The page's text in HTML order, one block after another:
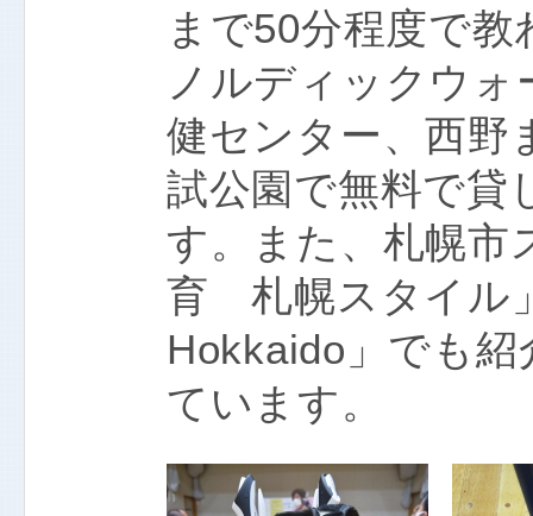
まで50分程度で
ノルディックウ
健センター、西野
試公園で無料で貸
す。また、札幌市
育 札幌スタイル
Hokkaido」でも
ています。